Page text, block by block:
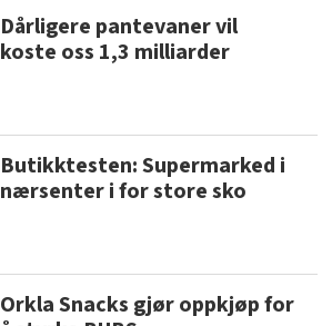
Dårligere pantevaner vil
koste oss 1,3 milliarder
Butikktesten: Supermarked i
nærsenter i for store sko
Orkla Snacks gjør oppkjøp for